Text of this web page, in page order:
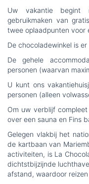
Uw vakantie
gebruikmaken van
twee oplaadpunten voor
De chocoladewinkel is
De gehele
personen (waarvan
U kunt ons
personen (alleen
Om uw verblijf
over een sauna en Fins
Gelegen vlakbij het
de kartbaan van
activiteiten, is La
dichtstbijzijnde
afstand, waardoor reizen